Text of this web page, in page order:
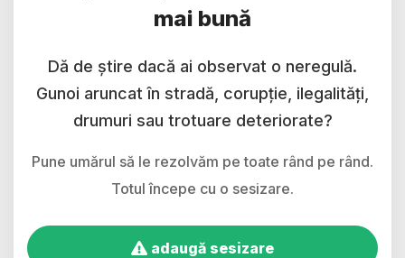
mai bună
Dă de știre dacă ai observat o neregulă.
Gunoi aruncat în stradă, corupție, ilegalități,
drumuri sau trotuare deteriorate?
Pune umărul să le rezolvăm pe toate rând pe rând.
Totul începe cu o sesizare.
adaugă sesizare